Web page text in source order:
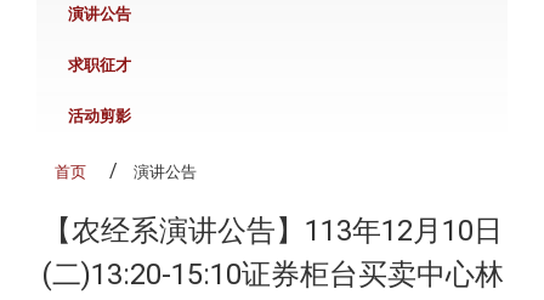
演讲公告
求职征才
活动剪影
首页 演讲公告
【农经系演讲公告】113年12月10日
(二)13:20-15:10证券柜台买卖中心林